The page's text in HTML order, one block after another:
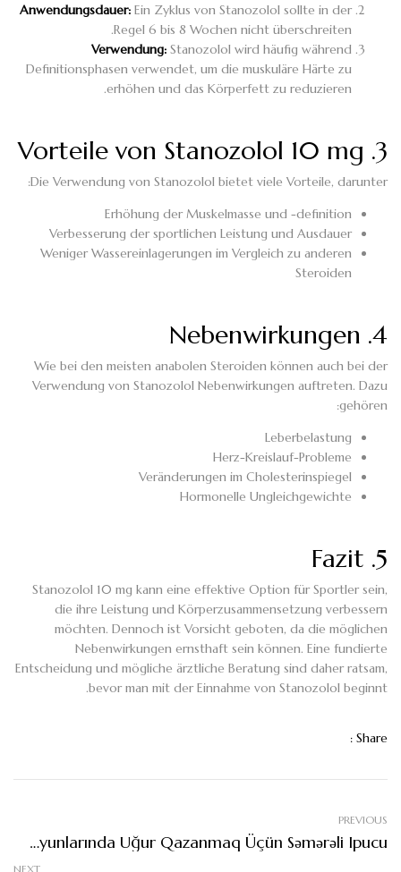
Anwendungsdauer: Ein Zyklus von Stanozolol sollte in der
Regel 6 bis 8 Wochen nicht überschreiten.
Verwendung: Stanozolol wird häufig während
Definitionsphasen verwendet, um die muskuläre Härte zu
erhöhen und das Körperfett zu reduzieren.
3. Vorteile von Stanozolol 10 mg
Die Verwendung von Stanozolol bietet viele Vorteile, darunter:
Erhöhung der Muskelmasse und -definition
Verbesserung der sportlichen Leistung und Ausdauer
Weniger Wassereinlagerungen im Vergleich zu anderen
Steroiden
4. Nebenwirkungen
Wie bei den meisten anabolen Steroiden können auch bei der
Verwendung von Stanozolol Nebenwirkungen auftreten. Dazu
gehören:
Leberbelastung
Herz-Kreislauf-Probleme
Veränderungen im Cholesterinspiegel
Hormonelle Ungleichgewichte
5. Fazit
Stanozolol 10 mg kann eine effektive Option für Sportler sein,
die ihre Leistung und Körperzusammensetzung verbessern
möchten. Dennoch ist Vorsicht geboten, da die möglichen
Nebenwirkungen ernsthaft sein können. Eine fundierte
Entscheidung und mögliche ärztliche Beratung sind daher ratsam,
bevor man mit der Einnahme von Stanozolol beginnt.
Share :
PREVIOUS
Qumar Oyunlarında Uğur Qazanmaq Üçün Səmərəli Ipucu
NEXT